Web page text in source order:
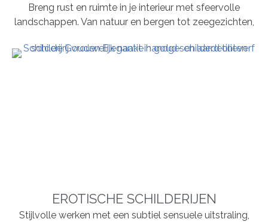
Breng rust en ruimte in je interieur met sfeervolle
landschappen. Van natuur en bergen tot zeegezichten,
EROTISCHE SCHILDERIJEN
Stijlvolle werken met een subtiel sensuele uitstraling,